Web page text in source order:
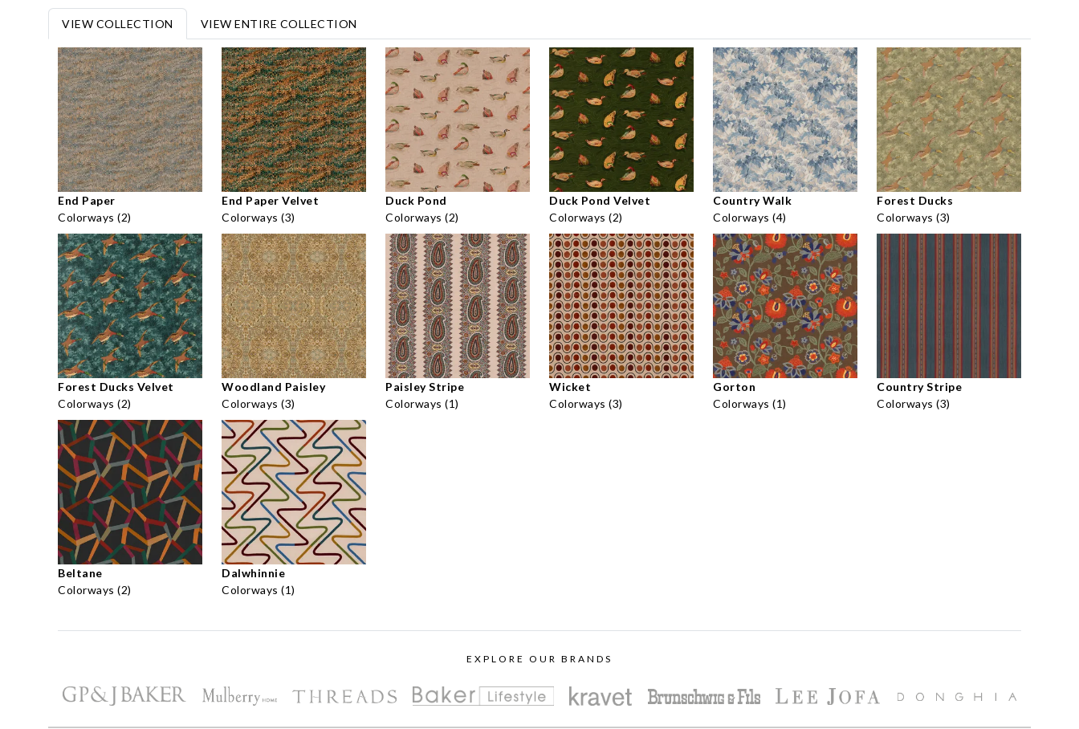
VIEW COLLECTION VIEW ENTIRE COLLECTION
End Paper
Colorways (2)
End Paper Velvet
Colorways (3)
Duck Pond
Colorways (2)
Duck Pond Velvet
Colorways (2)
Country Walk
Colorways (4)
Forest Ducks
Colorways (3)
Forest Ducks Velvet
Colorways (2)
Woodland Paisley
Colorways (3)
Paisley Stripe
Colorways (1)
Wicket
Colorways (3)
Gorton
Colorways (1)
Country Stripe
Colorways (3)
Beltane
Colorways (2)
Dalwhinnie
Colorways (1)
EXPLORE OUR BRANDS